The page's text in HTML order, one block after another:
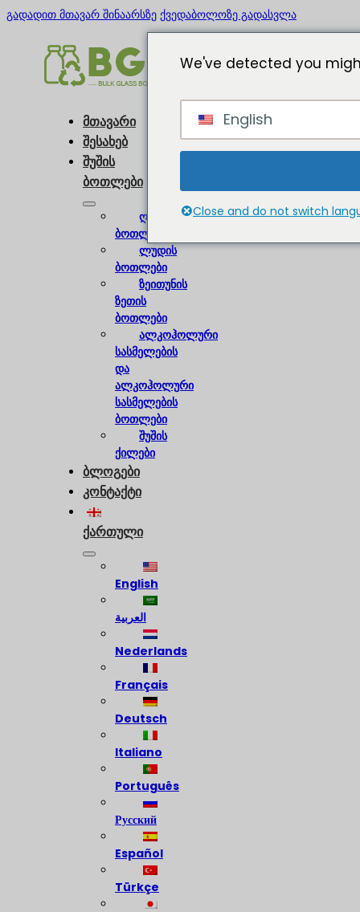
გადადით მთავარ შინაარსზე ქვედაბოლოზე გადასვლა
მთავარი
შესახებ
შუშის
ბოთლები
ღვინის
ბოთლები
ლუდის
ბოთლები
ზეითუნის
ზეთის
ბოთლები
ალკოჰოლური
სასმელების
და
ალკოჰოლური
სასმელების
ბოთლები
შუშის
ქილები
ბლოგები
კონტაქტი
ქართული
English
العربية
Nederlands
Français
Deutsch
Italiano
Português
Русский
Español
Türkçe
We've detected you
English
Close and do not switch